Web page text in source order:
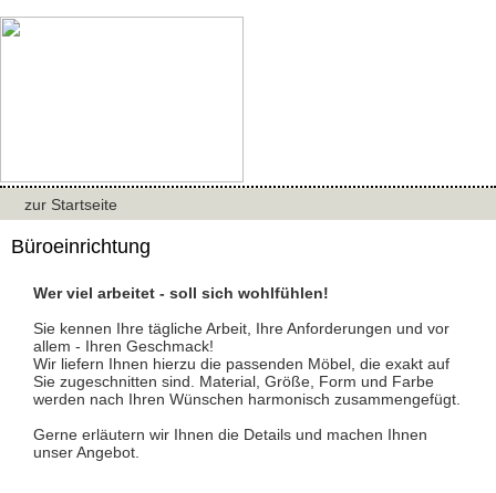
zur Startseite
Büroeinrichtung
Wer viel arbeitet - soll sich wohlfühlen!
Sie kennen Ihre tägliche Arbeit, Ihre Anforderungen und vor
allem - Ihren Geschmack!
Wir liefern Ihnen hierzu die passenden Möbel, die exakt auf
Sie zugeschnitten sind. Material, Größe, Form und Farbe
werden nach Ihren Wünschen harmonisch zusammengefügt.
Gerne erläutern wir Ihnen die Details und machen Ihnen
unser Angebot.